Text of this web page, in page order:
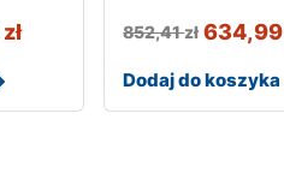
zł 852,41zł 634,99
Dodaj do koszyka